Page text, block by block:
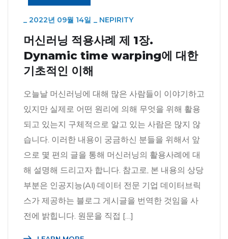
2022년 09월 14일 NEPIRITY
머신러닝 적용사례 제 1장.
Dynamic time warping에 대한
기초적인 이해
오늘날 머신러닝에 대해 많은 사람들이 이야기하고
있지만 실제로 어떤 원리에 의해 무엇을 위해 활용
되고 있는지 구체적으로 알고 있는 사람은 많지 않
습니다. 이러한 내용이 궁금하신 분들을 위해서 앞
으로 몇 편의 글을 통해 머신러닝의 활용사례에 대
해 설명해 드리고자 합니다. 참고로, 본 내용의 상당
부분은 인공지능(AI)·데이터 전문 기업 데이터브릭
스가 제공하는 블로그 게시글을 번역한 것임을 사
전에 밝힙니다. 원문을 직접 […]